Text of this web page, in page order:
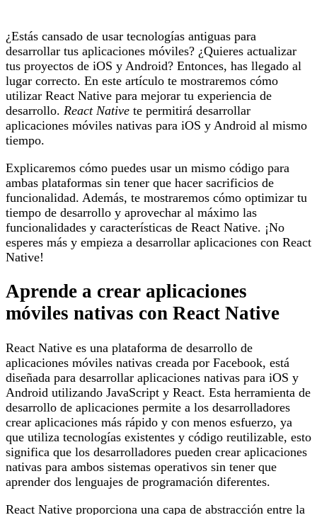
¿Estás cansado de usar tecnologías antiguas para
desarrollar tus aplicaciones móviles? ¿Quieres actualizar
tus proyectos de iOS y Android? Entonces, has llegado al
lugar correcto. En este artículo te mostraremos cómo
utilizar React Native para mejorar tu experiencia de
desarrollo. React Native te permitirá desarrollar
aplicaciones móviles nativas para iOS y Android al mismo
tiempo.
Explicaremos cómo puedes usar un mismo código para
ambas plataformas sin tener que hacer sacrificios de
funcionalidad. Además, te mostraremos cómo optimizar tu
tiempo de desarrollo y aprovechar al máximo las
funcionalidades y características de React Native. ¡No
esperes más y empieza a desarrollar aplicaciones con React
Native!
Aprende a crear aplicaciones
móviles nativas con React Native
React Native es una plataforma de desarrollo de
aplicaciones móviles nativas creada por Facebook, está
diseñada para desarrollar aplicaciones nativas para iOS y
Android utilizando JavaScript y React. Esta herramienta de
desarrollo de aplicaciones permite a los desarrolladores
crear aplicaciones más rápido y con menos esfuerzo, ya
que utiliza tecnologías existentes y código reutilizable, esto
significa que los desarrolladores pueden crear aplicaciones
nativas para ambos sistemas operativos sin tener que
aprender dos lenguajes de programación diferentes.
React Native proporciona una capa de abstracción entre la